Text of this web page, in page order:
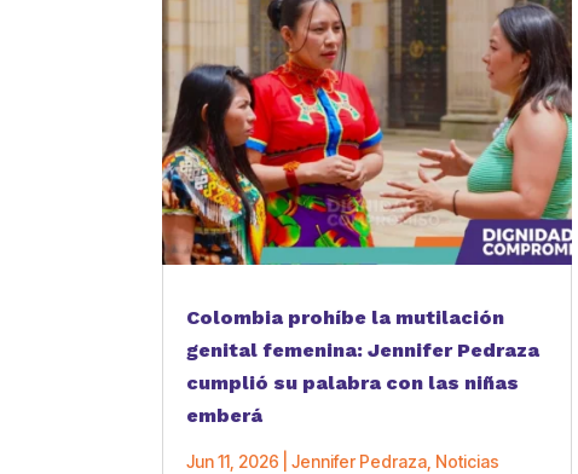
Colombia prohíbe la mutilación
genital femenina: Jennifer Pedraza
cumplió su palabra con las niñas
emberá
Jun 11, 2026 |Jennifer Pedraza Noticias